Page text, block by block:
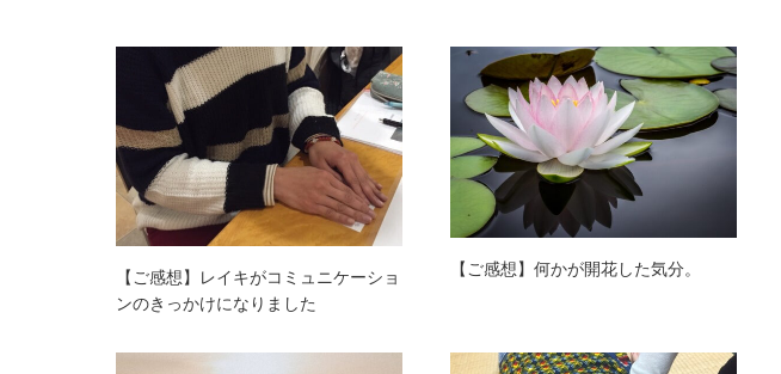
【ご感想】レイキがコミュニケーショ
ンのきっかけになりました
【ご感想】何かが開花した気分。